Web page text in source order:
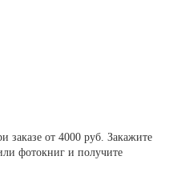
заказе от 4000 руб. Закажите
фотокниг и получите